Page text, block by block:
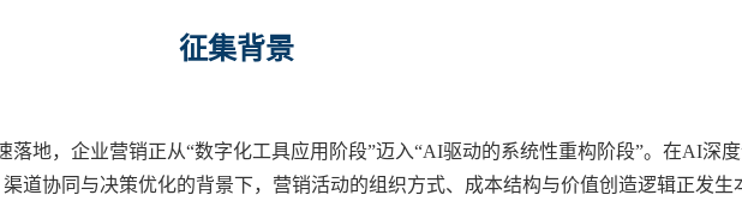
征集背景
落地，企业营销正从“数字化工具应用阶段”迈入“AI驱动的系统性重构阶段”。在AI深
道协同与决策优化的背景下，营销活动的组织方式、成本结构与价值创造逻辑正发生